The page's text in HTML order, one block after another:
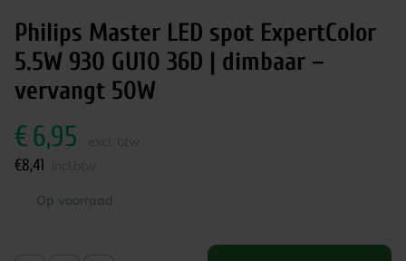
Philips Master LED spot ExpertColor
5.5W 930 GU10 36D | dimbaar –
vervangt 50W
€6,95
€8,41
Op voorraad